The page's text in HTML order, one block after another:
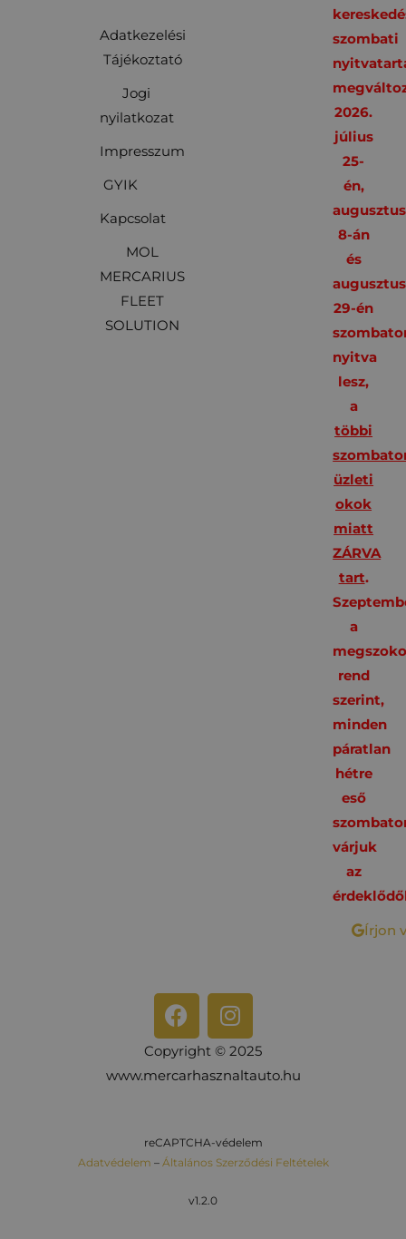
Adatkezelési
Tájékoztató
Jogi
nyilatkozat
Impresszum
GYIK
Kapcsolat
MOL
MERCARIUS
FLEET
SOLUTION
szombati
2026.
július
25-
én,
augusztus
8-án
és
augusztus
29-én
nyitva
lesz,
a
többi
üzleti
okok
miatt
ZÁRVA
tart.
a
rend
szerint,
minden
páratlan
hétre
eső
várjuk
az
Írjon
Copyright © 2025
www.mercarhasznaltauto.hu
reCAPTCHA-védelem
Adatvédelem – Általános Szerződési Feltételek
v1.2.0